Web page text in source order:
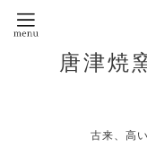
唐津焼
古来、高